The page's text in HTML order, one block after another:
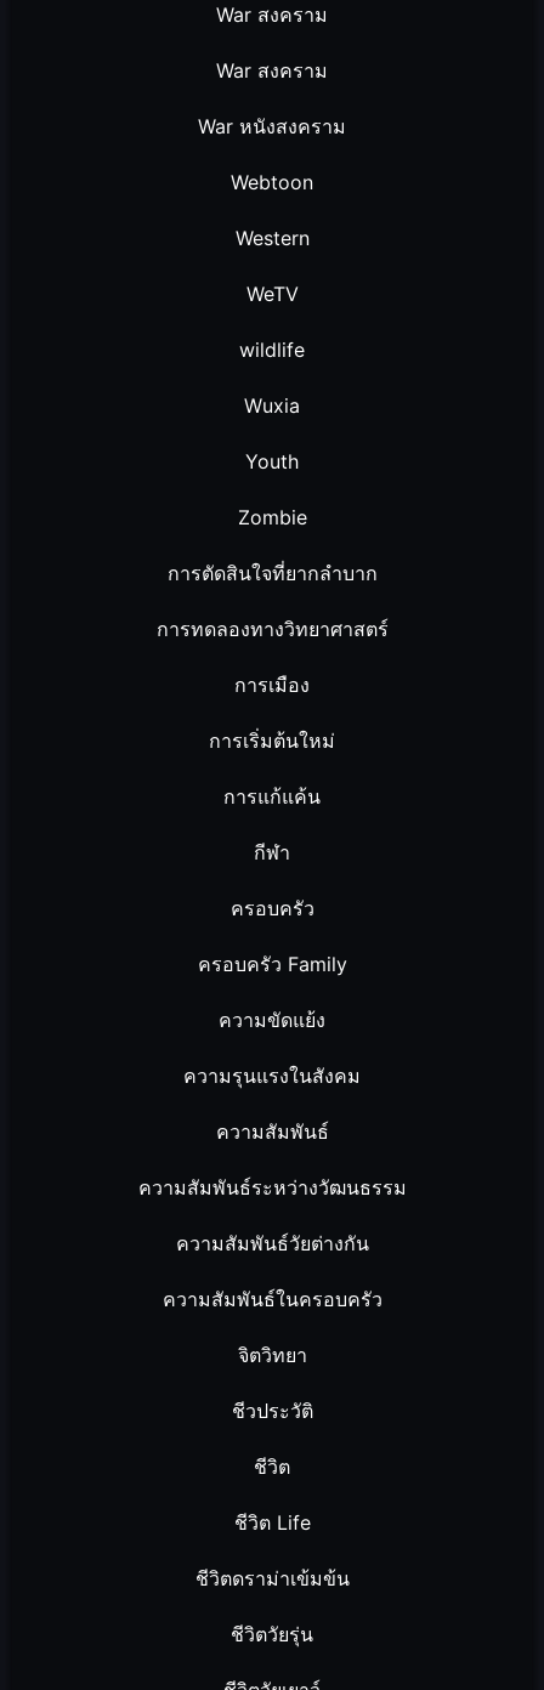
War สงคราม
War สงคราม
War หนังสงคราม
Webtoon
Western
WeTV
wildlife
Wuxia
Youth
Zombie
การตัดสินใจที่ยากลำบาก
การทดลองทางวิทยาศาสตร์
การเมือง
การเริ่มต้นใหม่
การแก้แค้น
กีฬา
ครอบครัว
ครอบครัว Family
ความขัดแย้ง
ความรุนแรงในสังคม
ความสัมพันธ์
ความสัมพันธ์ระหว่างวัฒนธรรม
ความสัมพันธ์วัยต่างกัน
ความสัมพันธ์ในครอบครัว
จิตวิทยา
ชีวประวัติ
ชีวิต
ชีวิต Life
ชีวิตดราม่าเข้มข้น
ชีวิตวัยรุ่น